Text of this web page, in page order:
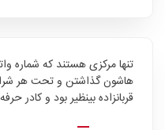
تنها مرکزی هستند که
هاشون گذاشتن و تحت هر
قربانزاده بینظیر بود و کادر